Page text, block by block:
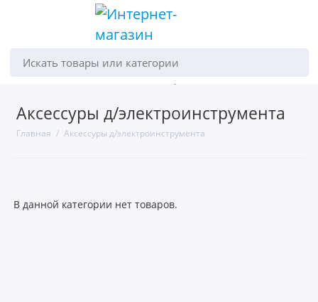
Искать товары или категории
Аксессуры д/электроинструмента
Главная Аксессуры д/электроинструмента
В данной категории нет товаров.